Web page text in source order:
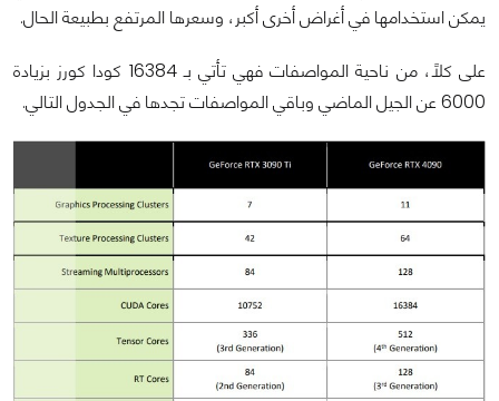
يمكن استخدامها في أغراض أخرى أكبر، وسعرها المرتفع بطبيعة الحال.
على كلًا، من ناحية المواصفات فهي تأتي بـ 16384 كودا كورز بزيادة
6000 عن الجيل الماضي وباقي المواصفات تجدها في الجدول التالي.